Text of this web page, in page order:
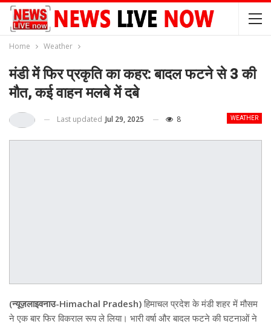
Home Weather
मंडी में फिर प्रकृति का कहर: बादल फटने से 3 की
मौत, कई वाहन मलबे में दबे
WEATHER
Last updated Jul 29, 2025 8
(न्यूज़लाइवनाउ-Himachal Pradesh)हिमाचल प्रदेश के मंडी शहर में मौसम
ने एक बार फिर विकराल रूप ले लिया। भारी वर्षा और बादल फटने की घटनाओं ने